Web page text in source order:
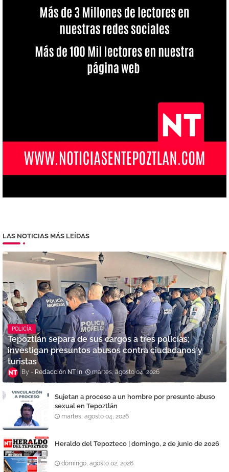
LAS NOTICIAS MÁS LEÍDAS
POLICÍA
Tepoztlán separa de sus cargos a tres policías;
investigan presuntos abusos contra ciudadanos y
turistas
Redacción NT martes, agosto 04, 2026
Sujetan a proceso a un hombre por presunto abuso
sexual en Tepoztlán
martes, agosto 04, 2026
Heraldo del Tepozteco | domingo, 2 de junio de 2026
domingo, agosto 02, 2026